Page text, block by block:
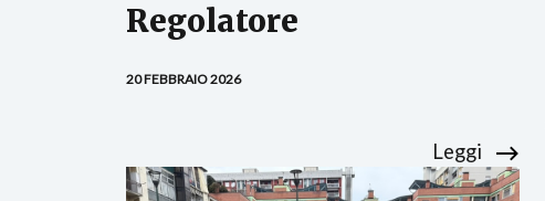
Regolatore
20 FEBBRAIO 2026
Leggi